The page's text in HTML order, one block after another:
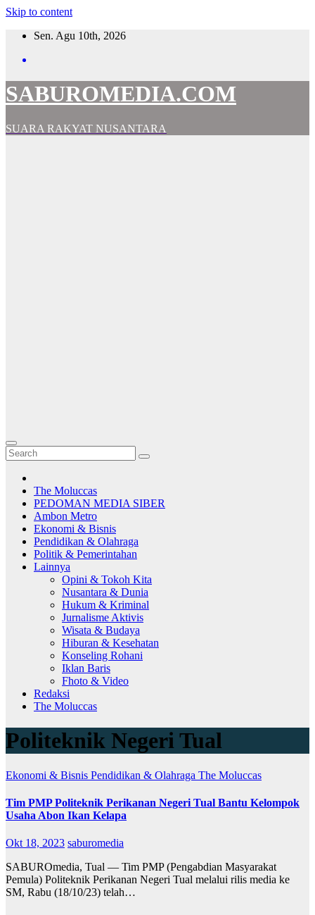
Skip to content
Sen. Agu 10th, 2026
SABUROMEDIA.COM
SUARA RAKYAT NUSANTARA
The Moluccas
PEDOMAN MEDIA SIBER
Ambon Metro
Ekonomi & Bisnis
Pendidikan & Olahraga
Politik & Pemerintahan
Lainnya
Opini & Tokoh Kita
Nusantara & Dunia
Hukum & Kriminal
Jurnalisme Aktivis
Wisata & Budaya
Hiburan & Kesehatan
Konseling Rohani
Iklan Baris
Fhoto & Video
Redaksi
The Moluccas
Politeknik Negeri Tual
Ekonomi & Bisnis Pendidikan & Olahraga The Moluccas
Tim PMP Politeknik Perikanan Negeri Tual Bantu Kelompok
Usaha Abon Ikan Kelapa
Okt 18, 2023 saburomedia
SABUROmedia, Tual — Tim PMP (Pengabdian Masyarakat
Pemula) Politeknik Perikanan Negeri Tual melalui rilis media ke
SM, Rabu (18/10/23) telah…